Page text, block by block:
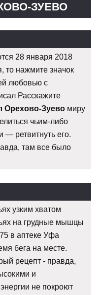
ЗУЕВО
28 января 2018
то нажмите значок
любовью с
Расскажите
Орехово-Зуево миру
чьим-либо
— ретвитнуть его.
там все было
узким хватом
на грудные мышцы
в аптеке Уфа
бега на месте.
рецепт - правда,
и
не покроют